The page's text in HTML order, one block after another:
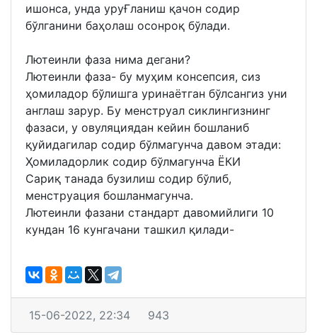
ишонса, унда уруҒланиш қачон содир
бўлганини баҳолаш осонроқ бўлади.
Лютеинли фаза нима дегани?
Лютеинли фаза- бу муҳим консепсия, сиз
ҳомиладор бўлишга уринаётган бўлсангиз уни
англаш зарур. Бу менструал сиклингизнинг
фазаси, у овуляциядан кейин бошланиб
қуйидагилар содир бўлмагунча давом этади:
Ҳомиладорлик содир бўлмагунча ЁКИ
Сариқ танада бузилиш содир бўлиб,
менструация бошланмагунча.
Лютеинли фазани стандарт давомийлиги 10
кундан 16 кунгачани ташкил қилади-
15-06-2022, 22:34 943